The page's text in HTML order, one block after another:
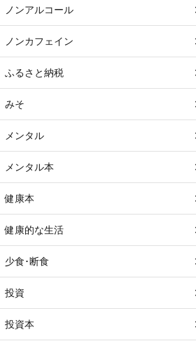
ノンアルコール
ノンカフェイン
ふるさと納税
みそ
メンタル
メンタル本
健康本
健康的な生活
少食･断食
投資
投資本